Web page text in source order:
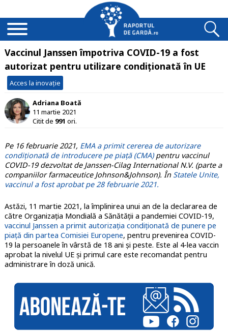
Vaccinul Janssen împotriva COVID-19 a fost
autorizat pentru utilizare condiționată în UE
Acces la inovație
Adriana Boată
11 martie 2021
Citit de 991 ori.
Pe 16 februarie 2021, EMA a primit cererea de autorizare
condiționată de introducere pe piață (CMA)pentru vaccinul
COVID-19 dezvoltat de Janssen-Cilag International N.V. (parte a
companiilor farmaceutice Johnson&Johnson). ÎnStatele Unite,
vaccinul a fost aprobat pe 28 februarie 2021.
Astăzi, 11 martie 2021, la împlinirea unui an de la declararea de
către Organizația Mondială a Sănătății a pandemiei COVID-19,
vaccinul Janssen a primit autorizația condiționată de punere pe
piață din partea Comisiei Europene, pentru prevenirea COVID-
19 la persoanele în vârstă de 18 ani și peste. Este al 4-lea vaccin
aprobat la nivelul UE și primul care este recomandat pentru
administrare în doză unică.